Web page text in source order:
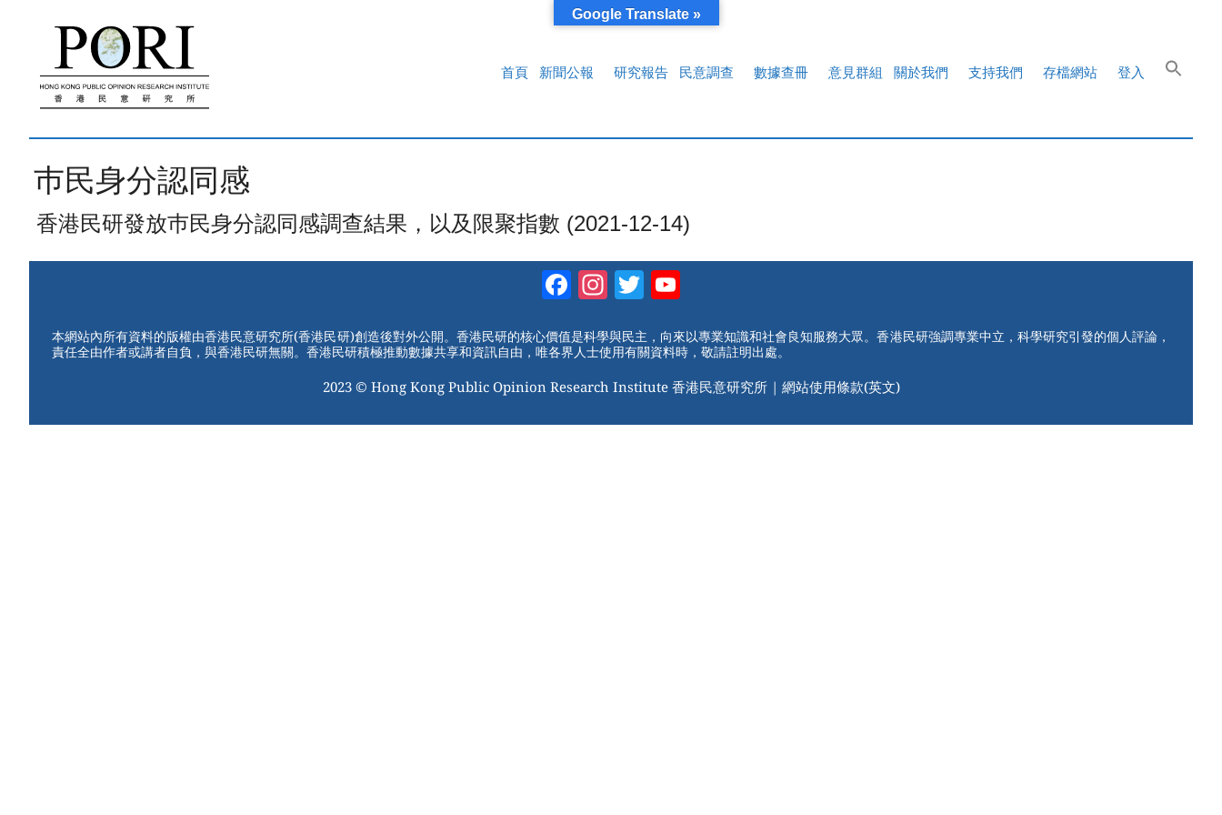
首頁
新聞公報 研究報告 民意調查 數據查冊 意見群組 關於我們 支持我們 存檔網站 登入
巿民身分認同感
香港民研發放巿民身分認同感調查結果，以及限聚指數 (2021-12-14)
Facebook
Instagram
Twitter
本網站內所有資料的版權由香港民意研究所(香港民研)創造後對外公開。香港民研的核心價值是科學與民主，向來以專業知識和社會良知服務大眾。香港民研強調專業中立，科學研究引發的個人評論，
責任全由作者或講者自負，與香港民研無關。香港民研積極推動數據共享和資訊自由，唯各界人士使用有關資料時，敬請註明出處。
2023 © Hong Kong Public Opinion Research Institute 香港民意研究所 | 網站使用條款(英文)
Google Translate »